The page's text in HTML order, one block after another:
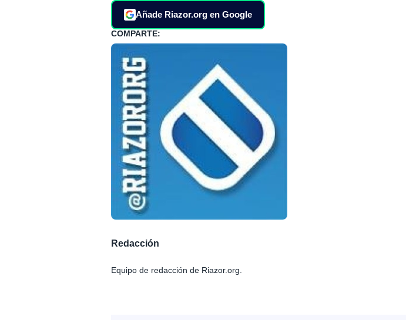
Añade Riazor.org en Google
COMPARTE:
Redacción
Equipo de redacción de Riazor.org.